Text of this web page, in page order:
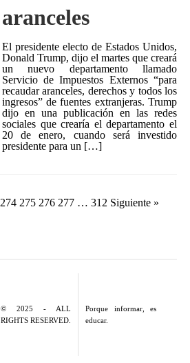
aranceles
El presidente electo de Estados Unidos,
Donald Trump, dijo el martes que creará
un nuevo departamento llamado
Servicio de Impuestos Externos “para
recaudar aranceles, derechos y todos los
ingresos” de fuentes extranjeras. Trump
dijo en una publicación en las redes
sociales que crearía el departamento el
20 de enero, cuando será investido
presidente para un […]
274 275 276 277 … 312 Siguiente »
© 2025 - ALL
RIGHTS RESERVED.
Porque informar, es
educar.